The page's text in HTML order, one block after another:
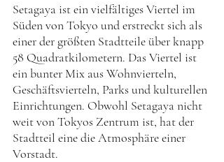
Setagaya ist ein vielfältiges Viertel im
Süden von Tokyo und erstreckt sich als
einer der größten Stadtteile über knapp
58 Quadratkilometern. Das Viertel ist
ein bunter Mix aus Wohnvierteln,
Geschäftsvierteln, Parks und kulturellen
Einrichtungen. Obwohl Setagaya nicht
weit von Tokyos Zentrum ist, hat der
Stadtteil eine die Atmosphäre einer
Vorstadt.